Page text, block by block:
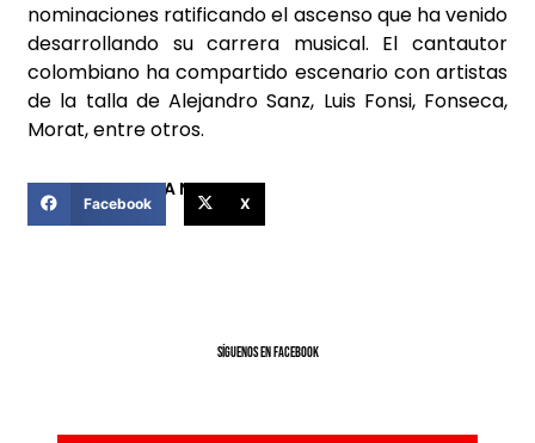
nominaciones ratificando el ascenso que ha venido
desarrollando su carrera musical. El cantautor
colombiano ha compartido escenario con artistas
de la talla de Alejandro Sanz, Luis Fonsi, Fonseca,
Morat, entre otros.
COMPARTIR ESTA NOTICIA
Facebook X
SíGUENOS EN FACEBOOK